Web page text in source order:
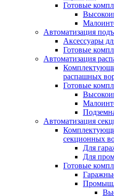
Готовые
Автоматизация
Аксессуары
Готовые
Автоматизация
распашных
Готовые
Автоматизация
секционных
Для
Для
Готовые